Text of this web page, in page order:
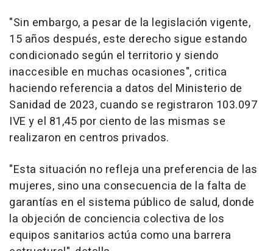
"Sin embargo, a pesar de la legislación vigente,
15 años después, este derecho sigue estando
condicionado según el territorio y siendo
inaccesible en muchas ocasiones", critica
haciendo referencia a datos del Ministerio de
Sanidad de 2023, cuando se registraron 103.097
IVE y el 81,45 por ciento de las mismas se
realizaron en centros privados.
"Esta situación no refleja una preferencia de las
mujeres, sino una consecuencia de la falta de
garantías en el sistema público de salud, donde
la objeción de conciencia colectiva de los
equipos sanitarios actúa como una barrera